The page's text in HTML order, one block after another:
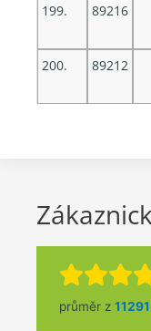
199.
89216
200.
89212
průměr z 11291